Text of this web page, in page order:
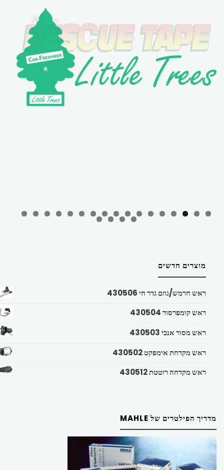
מוצרים חדשים
ראש חרמש/גוזם גדר חי 430506
ראש קומפרסור 430504
ראש מסור אנכי 430503
ראש מקדחת אימפקט 430502
ראש מקדחה רוטטת 430512
מדריך הפילטרים של MAHLE